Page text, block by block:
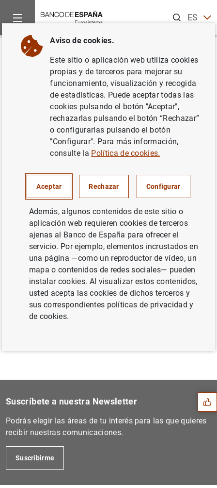
ESEN
Inicio Noticias y eventos
Volver
Balanza de pagos en marzo de
SITUACIÓN ECONÓMICA
Balanza de pagos en marzo de 2012 (137
KB)
Anterior
Siguiente
Comunicado del Banco de Esp...
Sugerencias
Suscríbete a nuestra Newsletter
Podrás elegir las áreas de tu interés para las que quieres
recibir nuestras comunicaciones.
Suscribirme
Aviso de cookies.
Este sitio o aplicación web utiliza cookies
propias y de terceros para mejorar su
funcionamiento, visualización y recogida
de estadísticas. Puede aceptar todas las
cookies pulsando el botón "Aceptar",
rechazarlas pulsando el botón “Rechazar”
o configurarlas pulsando el botón
"Configurar". Para más información,
consulte la Política de cookies.
Aceptar Rechazar Configurar
Además, algunos contenidos de este sitio o
aplicación web requieren cookies de terceros
ajenas al Banco de España para ofrecer el
servicio. Por ejemplo, elementos incrustados en
una página —como un reproductor de vídeo, un
mapa o contenidos de redes sociales— pueden
instalar cookies. Al visualizar estos contenidos,
usted acepta las cookies de dichos terceros y
sus correspondientes políticas de privacidad y
de cookies.